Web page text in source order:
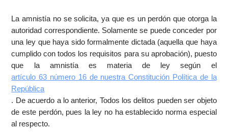
La amnistía no se solicita, ya que es un perdón que otorga la
autoridad correspondiente. Solamente se puede conceder por
una ley que haya sido formalmente dictada (aquella que haya
cumplido con todos los requisitos para su aprobación), puesto
que la amnistía es materia de ley según el
artículo 63 número 16 de nuestra Constitución Política de la
República
. De acuerdo a lo anterior, Todos los delitos pueden ser objeto
de este perdón, pues la ley no ha establecido norma especial
al respecto.